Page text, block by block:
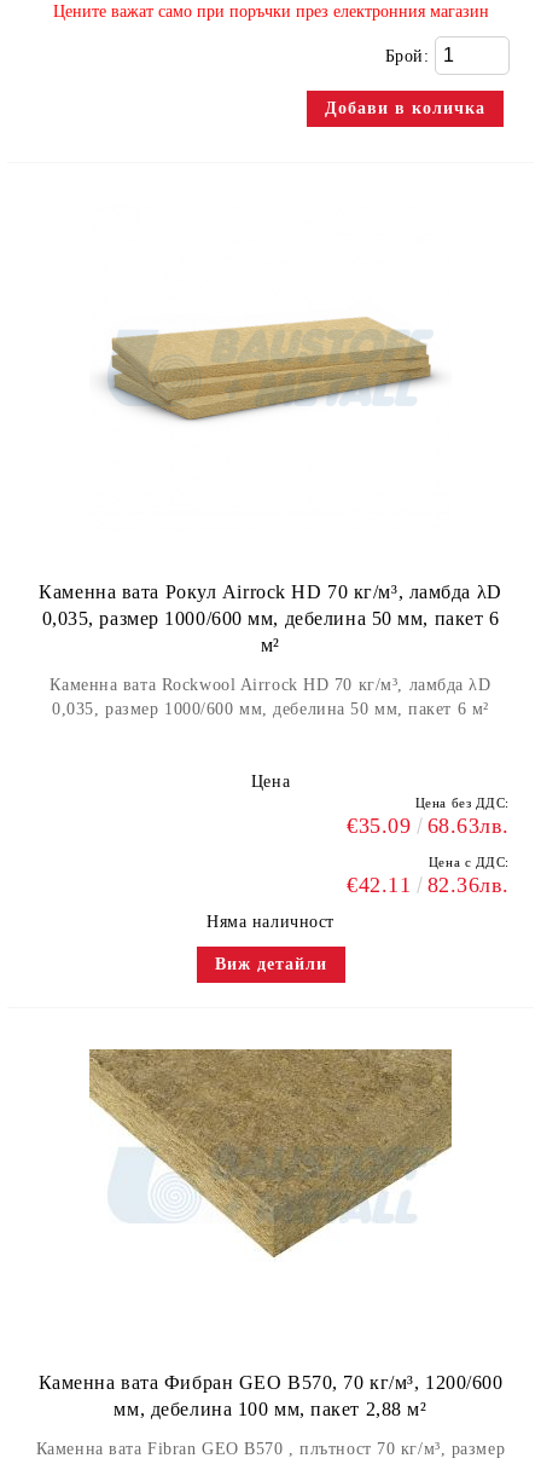
​Цените важат само при поръчки през електронния магазин
Брой:
Каменна вата Рокул Airrock HD 70 кг/м³, ламбда λD
0,035, размер 1000/600 мм, дебелина 50 мм, пакет 6
м²
Каменна вата Rockwool Airrock HD 70 кг/м³, ламбда λD
0,035, размер 1000/600 мм, дебелина 50 мм, пакет 6 м²
Цена
Цена без ДДС:
€35.09 68.63лв.
Цена с ДДС:
€42.11 82.36лв.
Няма наличност
Виж детайли
Каменна вата Фибран GEO B570, 70 кг/м³, 1200/600
мм, дебелина 100 мм, пакет 2,88 м²
Каменна вата Fibran GEO B570 , плътност 70 кг/м³, размер